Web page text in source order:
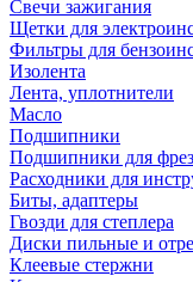
Свечи зажигания
Щетки для
Фильтры для
Изолента
Лента, уплотнители
Масло
Подшипники
Подшипники для фрез
Расходники для
Биты, адаптеры
Гвозди для степлера
Диски пильные и
Клеевые стержни